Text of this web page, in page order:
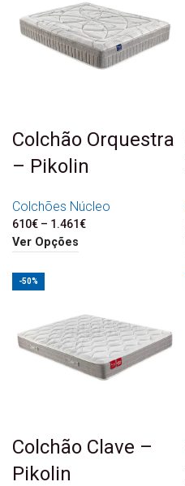
Colchão Orquestra
– Pikolin
Colchões Núcleo
610€ – 1.461€
Ver Opções
-50%
Colchão Clave –
Pikolin